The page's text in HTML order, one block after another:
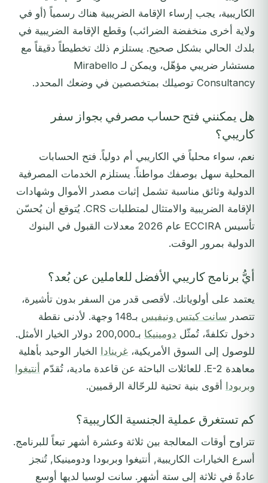
الكاريبية، يجب إرساء الإقامة الضريبية هناك رسمياً (أو في
ولاية أخرى منخفضة الضرائب) وقطع الإقامة الضريبية في
بلدك الحالي بشكل صحيح. يستلزم ذلك تخطيطاً دقيقاً مع
مستشار ضريبي مؤهّل، ويمكن لـ Mirabello
Consultancy توصيلك بمتخصصين في وضعك المحدد.
هل يمكنني فتح حساب مصرفي بجواز سفر
كاريبي؟
نعم، سواء محلياً في الكاريبي أم دولياً. فتح الحسابات
المحلية سهل بوصفك مواطناً. يستلزم الخدمات المصرفية
الدولية وثائق مناسبة تشمل إثبات مصدر الأموال وشهادات
الإقامة الضريبية والامتثال لمتطلبات CRS. يُتوقع أن يُحسّن
تأسيس ECCIRA عام 2026 معدلات القبول في البنوك
الدولية بمرور الوقت.
أيُّ برنامج كاريبي الأفضل للعاملين عن بُعد؟
يعتمد على أولوياتك. لأقصى قدر من السفر بدون تأشيرة،
تتصدر سانت كيتس ونيفيس
بـ148 وجهة. لأدنى نقطة
دخول تكلفةً، تُمثّل دومينيكا
بـ200,000 دولار الخيار الأمثل.
للوصول إلى السوق الأمريكية، غرينادا
الخيار الوحيد بأهلية
معاهدة E-2. للعائلات الباحثة عن قاعدة مادية، تُقدّم
أنتيغوا
وبربودا
أقوى بنية تحتية للرحّالة الرقميين.
كم تستغرق عملية الجنسية الكاريبية؟
تتراوح أوقات المعالجة بين ثلاثة وعشرة أشهر تبعاً للبرنامج.
أسرع الخيارات الكاريبية, أنتيغوا وبربودا ودومينيكا, تُنجز
عادةً في ثلاثة إلى ستة أشهر. سانت لوسيا لديها أوسع